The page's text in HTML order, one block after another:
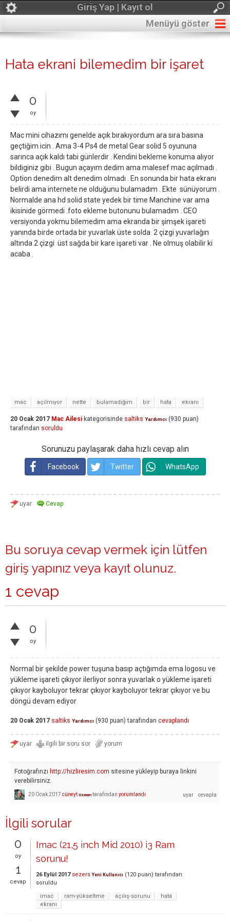
Giriş Yap | Kayıt ol
Menüyü göster
Hata ekrani bilemedim bir işaret
0
oy
Mac mini cihazımı genelde açık bırakıyordum ara sıra basına
geçtiğim icin . Ama 3-4 Ps4 de metal Gear solid 5 oyununa
sarınca açık kaldı tabi günlerdir . Kendini bekleme konuma alıyor
bildiginiz gibi . Bugun açayım dedim ama malesef mac açılmadı .
Option denedim alt denedim olmadı . En sonunda bir hata ekranı
belirdi ama internete ne olduğunu bulamadım . Ekte sünüyorum .
Normalde ana hd solid state yedek bir time Manchine var ama
ikisinide görmedi .foto ekleme butonunu bulamadım . CEO
versiyonda yokmu bilemedim ama ekranda bir şimşek işareti
yanında birde ortada bir yuvarlak üste solda 2 çizgi yuvarlağın
altında 2 çizgi üst sağda bir kare işareti var . Ne olmuş olabilir ki
acaba .
mac açılmıyor nette bulamadığım bir hata ekranı
20 Ocak 2017 Mac Ailesi kategorisinde saltiks Yardımcı (930 puan)
tarafından soruldu
Sorunuzu paylaşarak daha hızlı cevap alın
Facebook Twitter WhatsApp
Bu soruya cevap vermek için lütfen
giriş yapınız veya kayıt olunuz.
1 cevap
0
oy
Normal bir şekilde power tuşuna basıp açtığımda ema logosu ve
yükleme işareti çıkıyor ilerliyor sonra yuvarlak o yükleme işareti
çıkıyor kayboluyor tekrar çıkıyor kayboluyor tekrar çıkıyor ve bu
döngü devam ediyor
20 Ocak 2017 saltiks Yardımcı (930 puan) tarafından cevaplandı
Fotoğrafınzı http://hizliresim.com sitesine yükleyip buraya linkini
verebilirsiniz.
20 Ocak 2017 cüneyt Uzman tarafından yorumlandı
İlgili sorular
0
oy
1
cevap
Imac (21,5 inch Mid 2010) i3 Ram
sorunu!
26 Eylül 2017 sezers Yeni Kullanıcı (120 puan) tarafından
soruldu
imac
ram-yükseltme açılış-sorunu
hata
ekranı